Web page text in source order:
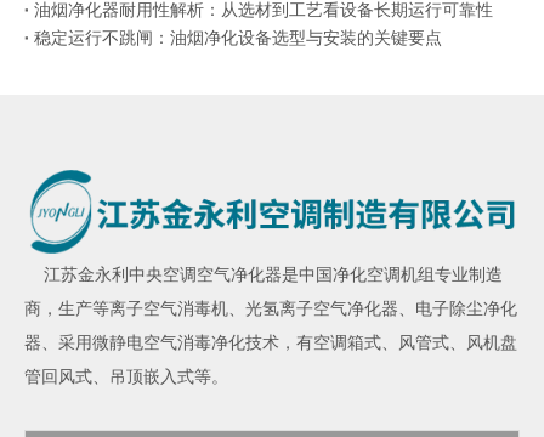
油烟净化器耐用性解析：从选材到工艺看设备长期运行可靠性
稳定运行不跳闸：油烟净化设备选型与安装的关键要点
江苏金永利 中央空调空气净化器是中国净化空调机组专业制造
商，生产等离子空气消毒机、 光氢离子空气净化器、 电子除尘净化
器、采用微静电空气消毒净化技术，有空调箱式、风管式、风机盘
管回风式、吊顶嵌入式等。